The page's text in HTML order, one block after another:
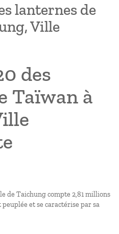
lanternes de
Ville
des
Taïwan à
de Taichung compte 2,81 millions
peuplée et se caractérise par sa